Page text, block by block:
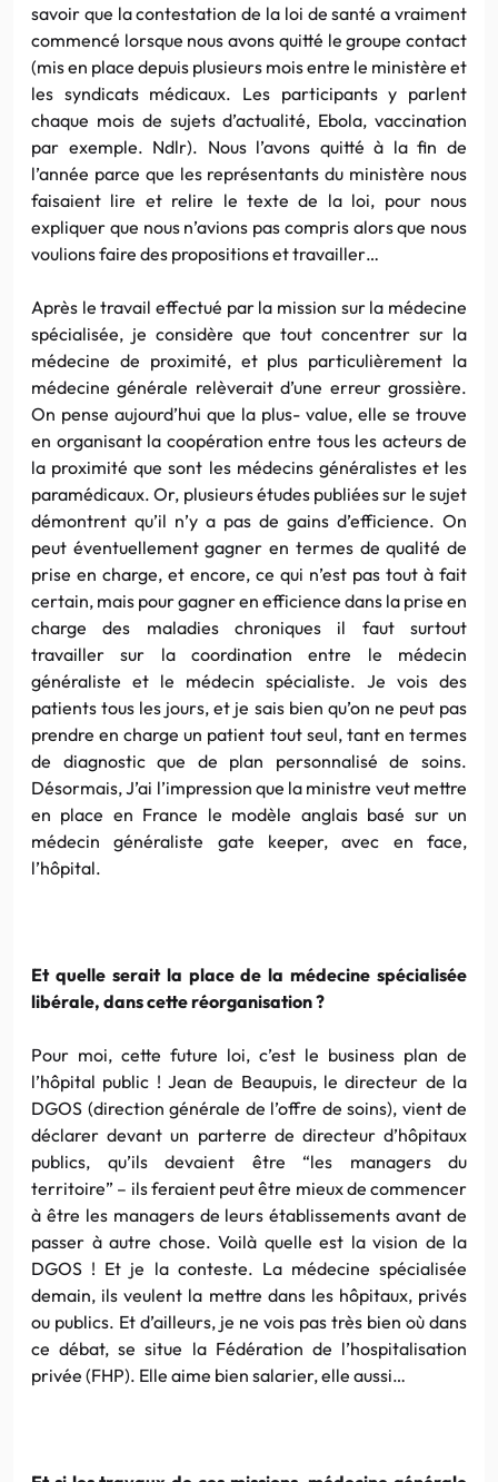
savoir que la contestation de la loi de santé a vraiment
commencé lorsque nous avons quitté le groupe contact
(mis en place depuis plusieurs mois entre le ministère et
les syndicats médicaux. Les participants y parlent
chaque mois de sujets d’actualité, Ebola, vaccination
par exemple. Ndlr). Nous l’avons quitté à la fin de
l’année parce que les représentants du ministère nous
faisaient lire et relire le texte de la loi, pour nous
expliquer que nous n’avions pas compris alors que nous
voulions faire des propositions et travailler…
Après le travail effectué par la mission sur la médecine
spécialisée, je considère que tout concentrer sur la
médecine de proximité, et plus particulièrement la
médecine générale relèverait d’une erreur grossière.
On pense aujourd’hui que la plus- value, elle se trouve
en organisant la coopération entre tous les acteurs de
la proximité que sont les médecins généralistes et les
paramédicaux. Or, plusieurs études publiées sur le sujet
démontrent qu’il n’y a pas de gains d’efficience. On
peut éventuellement gagner en termes de qualité de
prise en charge, et encore, ce qui n’est pas tout à fait
certain, mais pour gagner en efficience dans la prise en
charge des maladies chroniques il faut surtout
travailler sur la coordination entre le médecin
généraliste et le médecin spécialiste. Je vois des
patients tous les jours, et je sais bien qu’on ne peut pas
prendre en charge un patient tout seul, tant en termes
de diagnostic que de plan personnalisé de soins.
Désormais, J’ai l’impression que la ministre veut mettre
en place en France le modèle anglais basé sur un
médecin généraliste gate keeper, avec en face,
l’hôpital.
Et quelle serait la place de la médecine spécialisée
libérale, dans cette réorganisation ?
Pour moi, cette future loi, c’est le business plan de
l’hôpital public ! Jean de Beaupuis, le directeur de la
DGOS (direction générale de l’offre de soins), vient de
déclarer devant un parterre de directeur d’hôpitaux
publics, qu’ils devaient être “les managers du
territoire” – ils feraient peut être mieux de commencer
à être les managers de leurs établissements avant de
passer à autre chose. Voilà quelle est la vision de la
DGOS ! Et je la conteste. La médecine spécialisée
demain, ils veulent la mettre dans les hôpitaux, privés
ou publics. Et d’ailleurs, je ne vois pas très bien où dans
ce débat, se situe la Fédération de l’hospitalisation
privée (FHP). Elle aime bien salarier, elle aussi…